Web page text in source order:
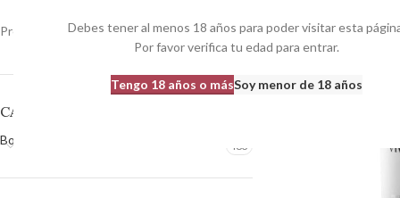
Debes tener al menos 18 años para poder visitar esta
Por favor verifica tu edad para entrar.
Tengo 18 años o másSoy menor de 18 años
Filtrar
Precio: —370 €
CATEGORÍAS DEL PRODUCTO
Bodegas 483